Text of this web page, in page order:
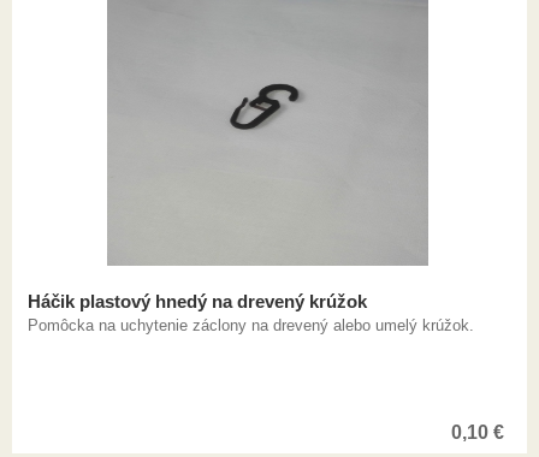
Háčik plastový hnedý na drevený krúžok
Pomôcka na uchytenie záclony na drevený alebo umelý krúžok.
0,10 €